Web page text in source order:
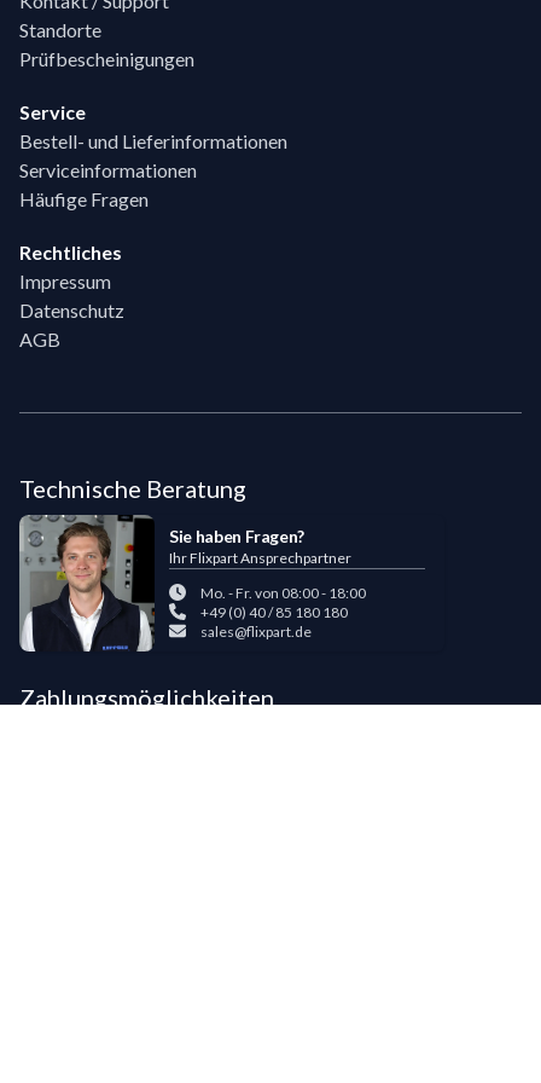
Standorte
Prüfbescheinigungen
Service
Bestell- und Lieferinformationen
Serviceinformationen
Häufige Fragen
Rechtliches
Impressum
Datenschutz
AGB
Technische Beratung
Sie haben Fragen?
Ihr Flixpart Ansprechpartner
Mo. - Fr. von 08:00 - 18:00
+49 (0) 40 / 85 180 180
sales@flixpart.de
Zahlungsmöglichkeiten